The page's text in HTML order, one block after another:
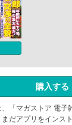
購入する
「マガストア 電子
だアプリをインス